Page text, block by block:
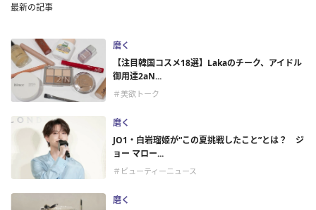
最新の記事
磨く
【注目韓国コスメ18選】Lakaのチーク、アイドル
御用達2aN...
＃美欲トーク
磨く
JO1・白岩瑠姫が“この夏挑戦したこと”とは？ ジ
ョー マロー...
＃ビューティーニュース
磨く